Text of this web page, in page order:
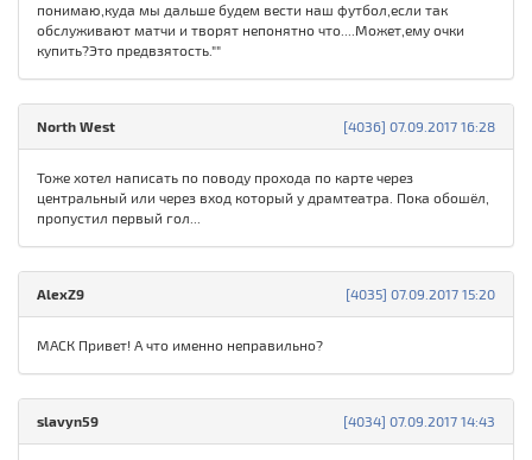
понимаю,куда мы дальше будем вести наш футбол,если так
обслуживают матчи и творят непонятно что....Может,ему очки
купить?Это предвзятость.""
[4036] 07.09.2017 16:28
North West
Тоже хотел написать по поводу прохода по карте через
центральный или через вход который у драмтеатра. Пока обошёл,
пропустил первый гол...
[4035] 07.09.2017 15:20
AlexZ9
МАСК Привет! А что именно неправильно?
[4034] 07.09.2017 14:43
slavyn59